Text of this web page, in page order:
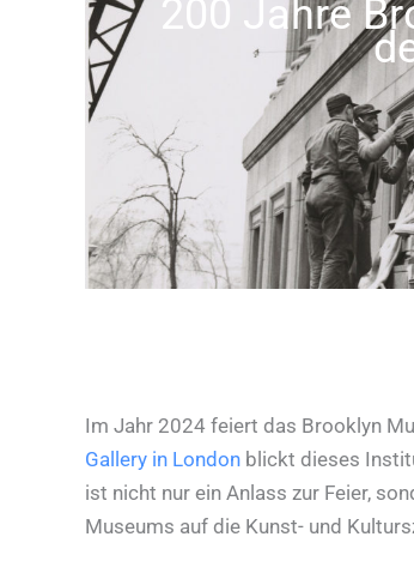
200 Jahre
Im Jahr 2024 feiert das Brooklyn
Gallery in London blickt dieses
ist nicht nur ein Anlass zur Feier,
Museums auf die Kunst- und